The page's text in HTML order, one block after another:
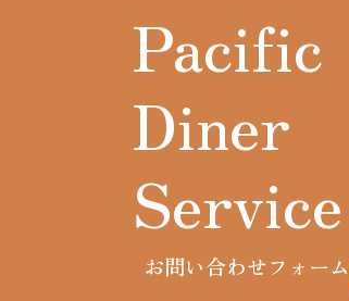
Pacific
Diner
Service
お問い合わせフォーム